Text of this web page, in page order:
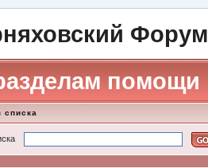
Форум
помощи